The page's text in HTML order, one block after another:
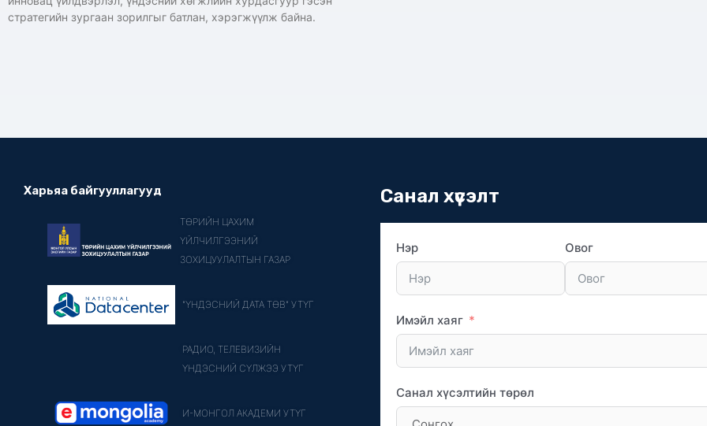
стратегийн зургаан зорилгыг батлан, хэрэгжүүлж байна.
Харьяа байгууллагууд
ТӨРИЙН ЦАХИМ
ҮЙЛЧИЛГЭЭНИЙ
ЗОХИЦУУЛАЛТЫН ГАЗАР
"ҮНДЭСНИЙ ДАТА ТӨВ" УТҮГ
РАДИО, ТЕЛЕВИЗИЙН
ҮНДЭСНИЙ СҮЛЖЭЭ УТҮГ
И-МОНГОЛ АКАДЕМИ УТҮГ
Санал хүсэлт
Нэр Овог
Имэйл хаяг
Санал хүсэлтийн төрөл